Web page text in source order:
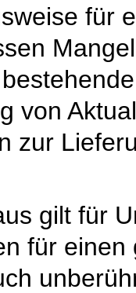
für
von
zur
gilt für
für